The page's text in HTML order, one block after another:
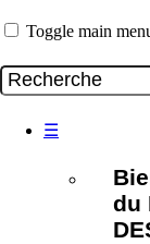
Toggle main
☰
du